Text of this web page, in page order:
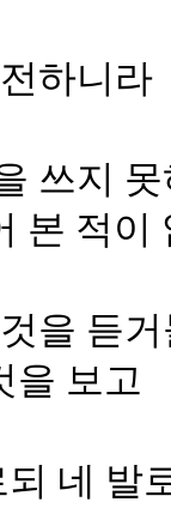
하니라
쓰지
본 적이
을 듣
을 보고
되 네 발